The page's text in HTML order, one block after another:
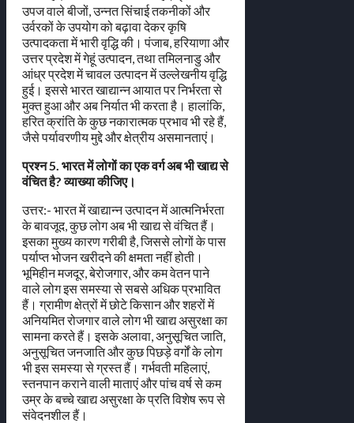
उपज वाले बीजों, उन्नत सिंचाई तकनीकों और
उर्वरकों के उपयोग को बढ़ावा देकर कृषि
उत्पादकता में भारी वृद्धि की। पंजाब, हरियाणा और
उत्तर प्रदेश में गेहूं उत्पादन, तथा तमिलनाडु और
आंध्र प्रदेश में चावल उत्पादन में उल्लेखनीय वृद्धि
हुई। इससे भारत खाद्यान्न आयात पर निर्भरता से
मुक्त हुआ और अब निर्यात भी करता है। हालांकि,
हरित क्रांति के कुछ नकारात्मक प्रभाव भी रहे हैं,
जैसे पर्यावरणीय मुद्दे और क्षेत्रीय असमानताएं।
प्रश्न 5. भारत में लोगों का एक वर्ग अब भी खाद्य से
वंचित है? व्याख्या कीजिए।
उत्तर:- भारत में खाद्यान्न उत्पादन में आत्मनिर्भरता
के बावजूद, कुछ लोग अब भी खाद्य से वंचित हैं।
इसका मुख्य कारण गरीबी है, जिससे लोगों के पास
पर्याप्त भोजन खरीदने की क्षमता नहीं होती।
भूमिहीन मजदूर, बेरोजगार, और कम वेतन पाने
वाले लोग इस समस्या से सबसे अधिक प्रभावित
हैं। ग्रामीण क्षेत्रों में छोटे किसान और शहरों में
अनियमित रोजगार वाले लोग भी खाद्य असुरक्षा का
सामना करते हैं। इसके अलावा, अनुसूचित जाति,
अनुसूचित जनजाति और कुछ पिछड़े वर्गों के लोग
भी इस समस्या से ग्रस्त हैं। गर्भवती महिलाएं,
स्तनपान कराने वाली माताएं और पांच वर्ष से कम
उम्र के बच्चे खाद्य असुरक्षा के प्रति विशेष रूप से
संवेदनशील हैं।